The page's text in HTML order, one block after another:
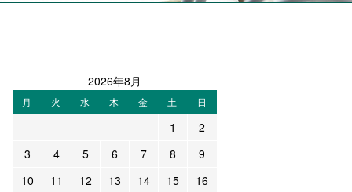
2026年8月
月 火 水 木 金 土 日
1
2
3
4 5 6 7 8
9
10
11 12 13 14 15
16